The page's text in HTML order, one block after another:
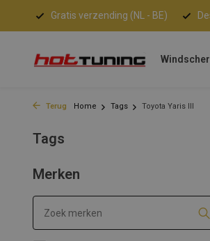
Gratis verzending (NL - BE)
Terug Home Tags Toyota Yaris III
Tags
Merken